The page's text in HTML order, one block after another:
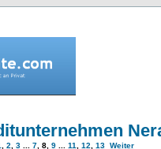
2 3 7 8 9 11 12 13 Weiter